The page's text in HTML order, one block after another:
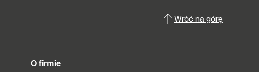
Wróć na górę
O firmie